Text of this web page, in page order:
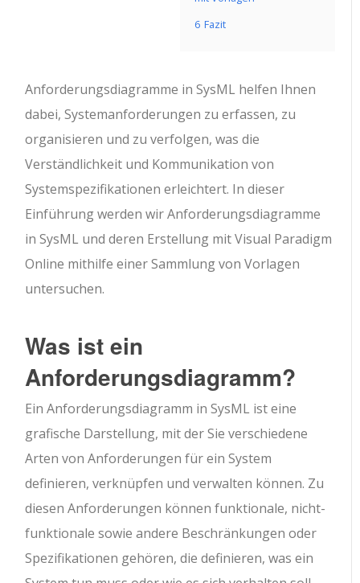
6 Fazit
Anforderungsdiagramme in SysML helfen Ihnen
dabei, Systemanforderungen zu erfassen, zu
organisieren und zu verfolgen, was die
Verständlichkeit und Kommunikation von
Systemspezifikationen erleichtert. In dieser
Einführung werden wir Anforderungsdiagramme
in SysML und deren Erstellung mit Visual Paradigm
Online mithilfe einer Sammlung von Vorlagen
untersuchen.
Was ist ein
Anforderungsdiagramm?
Ein Anforderungsdiagramm in SysML ist eine
grafische Darstellung, mit der Sie verschiedene
Arten von Anforderungen für ein System
definieren, verknüpfen und verwalten können. Zu
diesen Anforderungen können funktionale, nicht-
funktionale sowie andere Beschränkungen oder
Spezifikationen gehören, die definieren, was ein